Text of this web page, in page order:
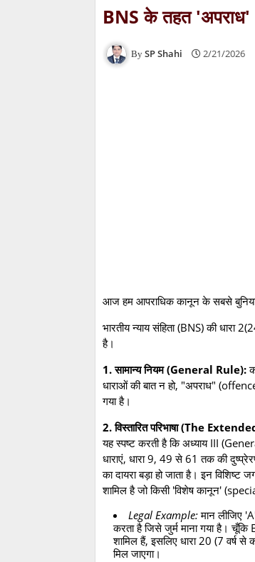
BNS के तहत 'अपराध'
SP Shahi 2/21/2026
आज हम आपराधिक कानून के सबसे
भारतीय न्याय संहिता (BNS) की धारा
है।
1. सामान्य नियम (General Rule):
धाराओं की बात न हो, "अपराध"
गया है।
2. विस्तारित परिभाषा (The
यह स्पष्ट करती है कि अध्याय III
धाराएं, धारा 9, 49 से 61 तक की
का दायरा बड़ा हो जाता है। इन
शामिल है जो किसी 'विशेष कानून'
Legal Example:मान लीजिए
करता है जिसे जुर्म माना गया है।
शामिल हैं, इसलिए धारा 20 (7 वर्ष
मिल जाएगा।